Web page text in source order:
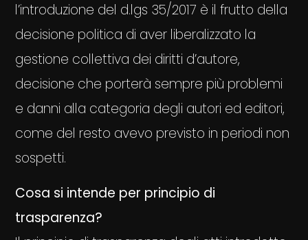
l’introduzione del d.lgs 35/2017 è il frutto della
decisione politica di aver liberalizzato la
gestione collettiva dei diritti d’autore,
decisione che porterà sempre più problemi
e danni alla categoria degli autori ed editori,
come del resto avevo previsto in periodi non
sospetti.
Cosa si intende per principio di
trasparenza?